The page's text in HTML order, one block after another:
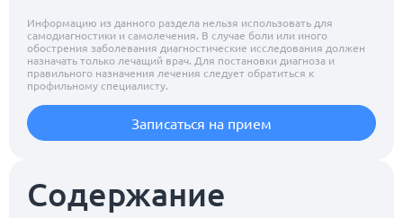
Содержание
Информацию из данного раздела нельзя использовать для
самодиагностики и самолечения. В случае боли или иного
обострения заболевания диагностические исследования должен
назначать только лечащий врач. Для постановки диагноза и
правильного назначения лечения следует обратиться к
профильному специалисту.
Записаться на прием